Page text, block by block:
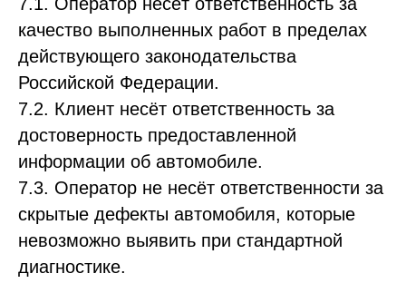
качество выполненных работ в пределах
действующего законодательства
Российской Федерации.
7.2. Клиент несёт ответственность за
достоверность предоставленной
информации об автомобиле.
7.3. Оператор не несёт ответственности за
скрытые дефекты автомобиля, которые
невозможно выявить при стандартной
диагностике.